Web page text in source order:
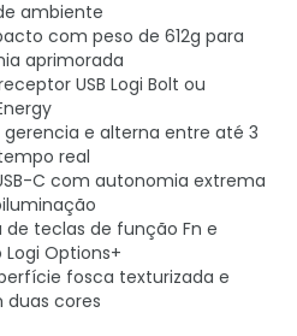
ambiente
com peso de 612g para
aprimorada
USB Logi Bolt ou
gerencia e alterna entre até 3
real
C com autonomia extrema
teclas de função Fn e
Options+
fosca texturizada e
cores